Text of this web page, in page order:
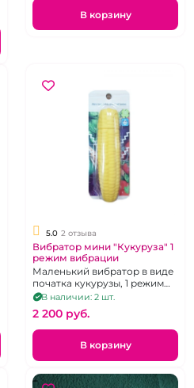
В корзину
5.0 2 отзыва
Вибратор мини "Кукуруза" 1
режим вибрации
Маленький вибратор в виде
початка кукурузы, 1 режим
вибрации
В наличии: 2 шт.
2 200 pуб.
В корзину